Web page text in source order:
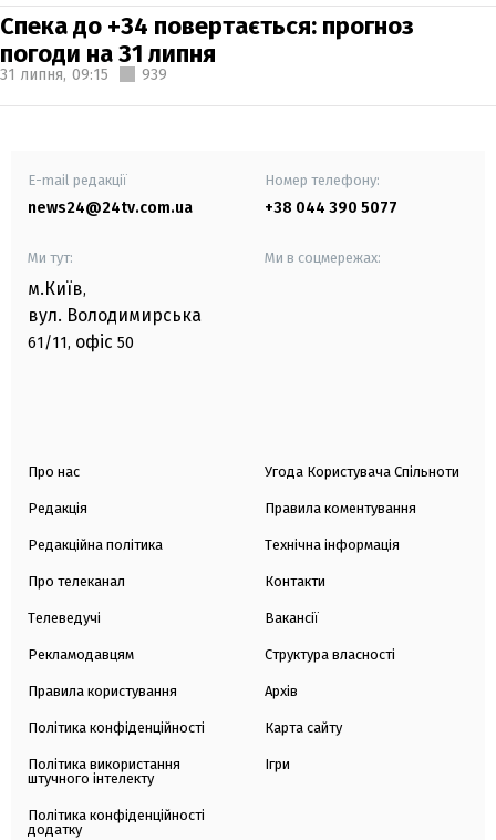
Спека до +34 повертається: прогноз
погоди на 31 липня
31 липня, 09:15 939
E-mail редакції
news24@24tv.com.ua
Номер телефону:
+38 044 390 5077
Ми тут:
м.Київ,
вул. Володимирська
61/11, офіс 50
Ми в соцмережах:
Про нас
Редакція
Редакційна політика
Про телеканал
Телеведучі
Рекламодавцям
Правила користування
Політика конфіденційності
Політика використання
штучного інтелекту
Політика конфіденційності
додатку
Угода Користувача Спільноти
Правила коментування
Технічна інформація
Контакти
Вакансії
Структура власності
Архів
Карта сайту
Ігри